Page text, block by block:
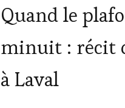
Quand le
minuit : récit
à Laval